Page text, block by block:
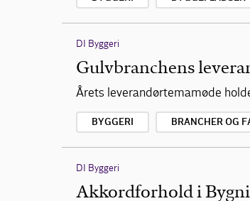
DI Byggeri
Gulvbranchens
Årets leverandørtemamøde
BYGGERI BRANCHER OG
DI Byggeri
Akkordforhold i